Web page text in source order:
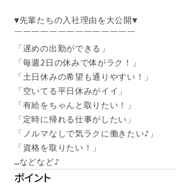
▼先輩たちの入社理由を大公開▼
￣￣￣￣￣￣￣￣￣￣￣￣￣￣
「遅めの出勤ができる」
「毎週2日の休みで体がラク！」
「土日休みの希望も通りやすい！」
「空いてる平日休みがイイ」
「有給をちゃんと取りたい！」
「定時に帰れる仕事がしたい」
「ノルマなしで気ラクに働きたい♪」
「資格を取りたい！」
…などなど♪
ポイント